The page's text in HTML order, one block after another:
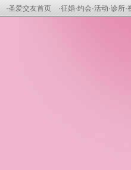
·圣爱交友首页 ·征婚·约会·活动·诊所·